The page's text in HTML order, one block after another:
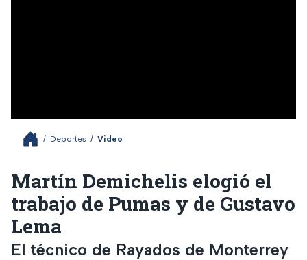
/ Deportes / Video
Martín Demichelis elogió el
trabajo de Pumas y de Gustavo
Lema
El técnico de Rayados de Monterrey